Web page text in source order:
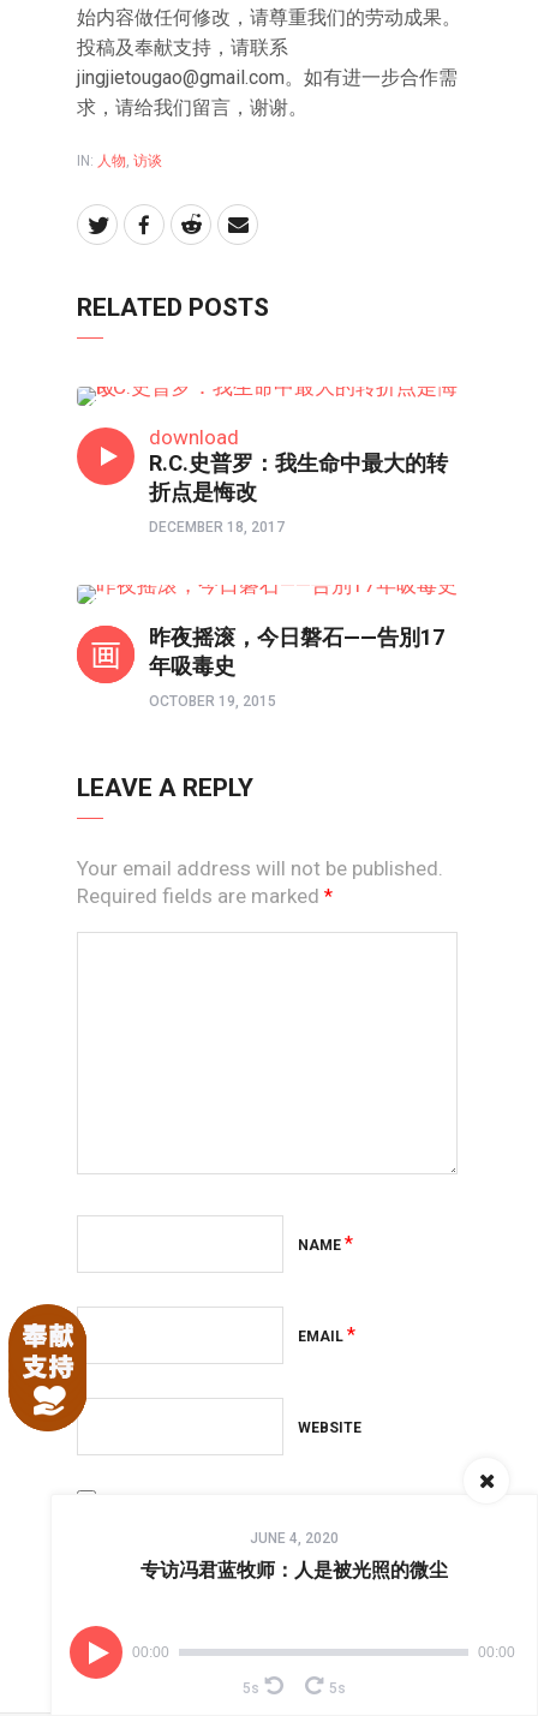
始内容做任何修改，请尊重我们的劳动成果。
投稿及奉献支持，请联系
jingjietougao@gmail.com。如有进一步合作需
求，请给我们留言，谢谢。
IN: 人物, 访谈
RELATED POSTS
download
R.C.史普罗：我生命中最大的转
折点是悔改
DECEMBER 18, 2017
昨夜摇滚，今日磐石——告別17
年吸毒史
OCTOBER 19, 2015
LEAVE A REPLY
Your email address will not be published.
Required fields are marked *
NAME *
EMAIL *
WEBSITE
browser for the next time I comment.
JUNE 4, 2020
专访冯君蓝牧师：人是被光照的微尘
00:00 00:00
5s 5s